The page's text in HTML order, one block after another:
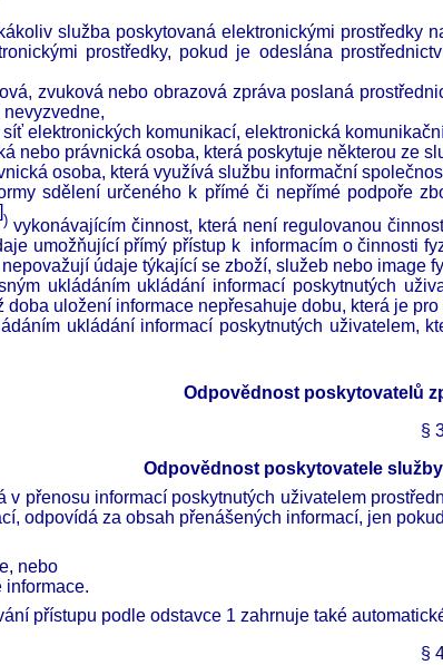
služba poskytovaná elektronickými prostředky
prostředky, pokud je odeslána
zvuková nebo obrazová zpráva poslaná
elektronických komunikací, elektronická
nebo právnická osoba, která poskytuje některou ze
osoba, která využívá službu informační
sdělení určeného k přímé či nepřímé podpoře
)vykonávajícím činnost, která není regulovanou
umožňující přímý přístup k informacím o činnosti
údaje týkající se zboží, služeb nebo image
ukládáním ukládání informací poskytnutých
uložení informace nepřesahuje dobu, která je
ukládání informací poskytnutých
Odpovědnost poskytovatelů
§
Odpovědnost poskytovatele
v přenosu informací poskytnutých uživatelem
odpovídá za obsah přenášených informací, jen pokud
nebo
informace.
přístupu podle odstavce 1 zahrnuje také
§